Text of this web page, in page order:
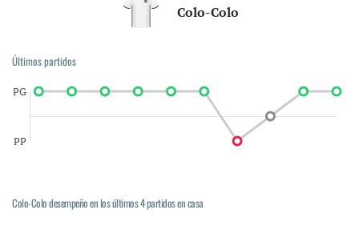
Colo-Colo
Últimos partidos
PP
PG
Colo-Colo desempeño en los últimos 4 partidos en casa